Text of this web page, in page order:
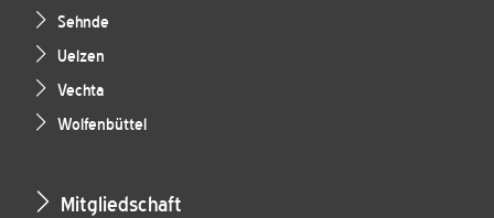
Sehnde
Uelzen
Vechta
Wolfenbüttel
Mitgliedschaft